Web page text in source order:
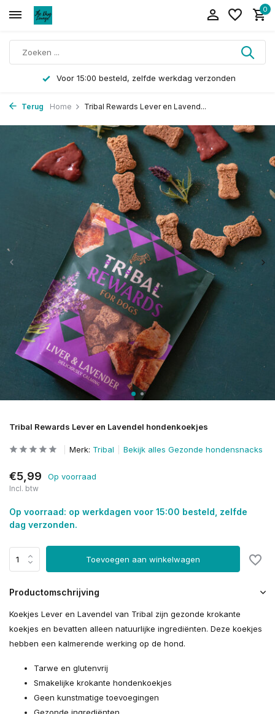
0
Voor 15:00 besteld, zelfde werkdag verzonden
Terug Home Tribal Rewards Lever en Lavend...
Tribal Rewards Lever en Lavendel hondenkoekjes
Merk: Tribal Bekijk alles Gezonde hondensnacks
€5,99 Op voorraad
Incl. btw
Op voorraad: op werkdagen voor 15:00 besteld, zelfde
dag verzonden.
Toevoegen aan winkelwagen
Productomschrijving
Koekjes Lever en Lavendel van Tribal zijn gezonde krokante
koekjes en bevatten alleen natuurlijke ingrediënten. Deze koekjes
hebben een kalmerende werking op de hond.
Tarwe en glutenvrij
Smakelijke krokante hondenkoekjes
Geen kunstmatige toevoegingen